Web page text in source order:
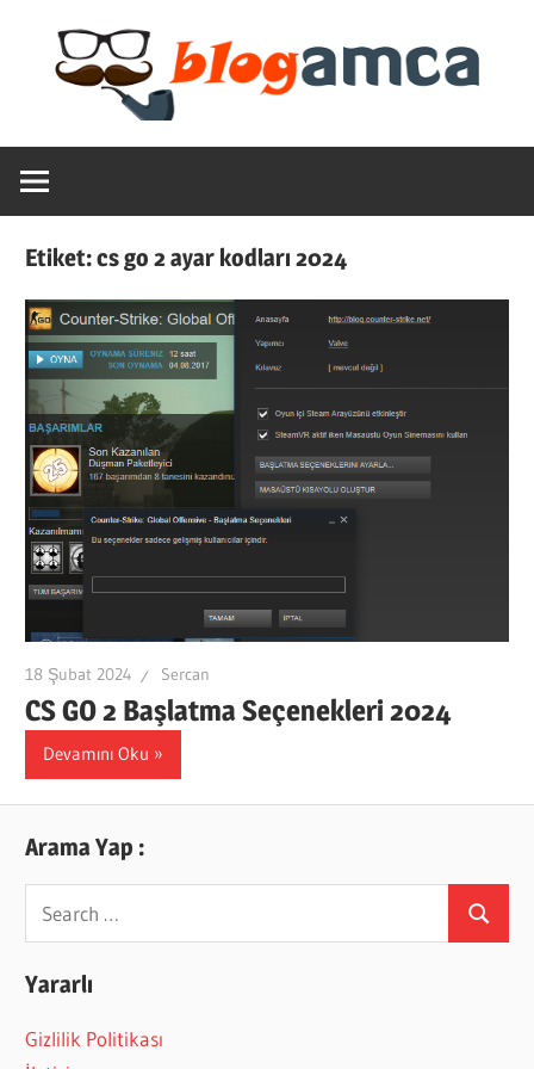
content
Blogamca
2025
Haber,
Blogların
Amcası
Etiket:cs go 2 ayar kodları 2024
18 Şubat 2024 Sercan
CS GO 2 Başlatma Seçenekleri 2024
Devamını Oku
Arama Yap :
Search
for:
Search
Yararlı
Gizlilik Politikası